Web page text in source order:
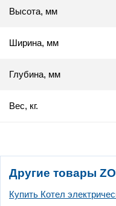
Высота, мм
Ширина, мм
Глубина, мм
Вес, кг.
Другие товары
Купить Котел